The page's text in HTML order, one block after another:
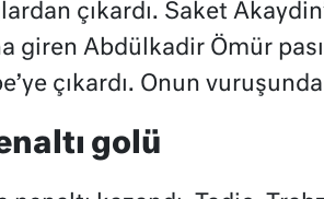
çıkardı. Saket
giren Abdülkadir Ömür
çıkardı. Onun
golü